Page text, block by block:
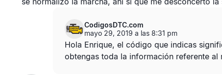
CodigosDTC.com
mayo 29, 2019 a las 8:31 pm
Hola Enrique, el código que indicas
obtengas toda la información referente al